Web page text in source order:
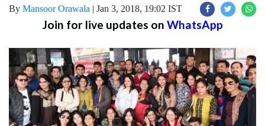
By Mansoor Orawala | Jan 3, 2018, 19:02 IST
Join for live updates on WhatsApp